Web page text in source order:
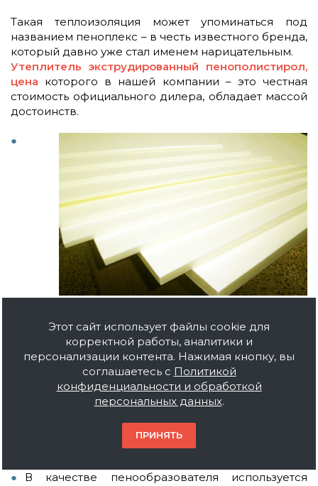
Такая теплоизоляция может упоминаться под
названием пеноплекс – в честь известного бренда,
который давно уже стал именем нарицательным.
Утеплитель экструдированный пенополистирол,
цена которого в нашей компании – это честная
стоимость официального дилера, обладает массой
достоинств.
зависимости от плотности.
Самый низкий коэффициент теплопроводности
среди теплоизоляции – от 0,028 Вт/м·К.
Срок службы – 50 и более лет, что как минимум в
2 раза превышает долговечность пенопласта.
Добавление антипиренов позволяет выпускать
слабогорючие и умеренно горючие плиты.
Показатель поглощения влаги по объему не
В качестве пенообразователя используется
Этот сайт использует файлы cookie для
корректной работы, аналитики и
персонализации контента. Нажимая кнопку, вы
соглашаетесь с Политикой
конфиденциальности и обработкой
персональных данных.
ПРИНЯТЬ